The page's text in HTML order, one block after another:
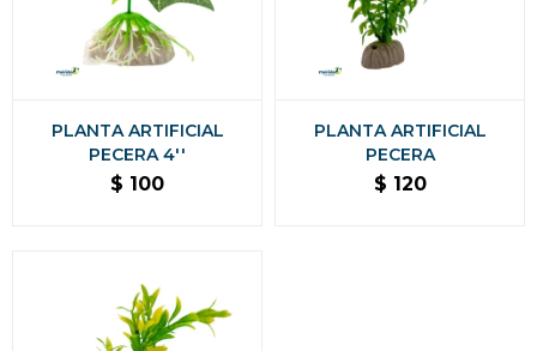
PLANTA ARTIFICIAL
PECERA 4''
$ 100
PLANTA ARTIFICIAL
PECERA
$ 120